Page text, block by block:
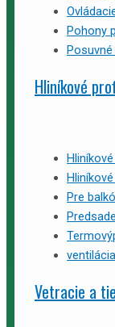
Pohony
Hliníkové
Pre
Vetracie a